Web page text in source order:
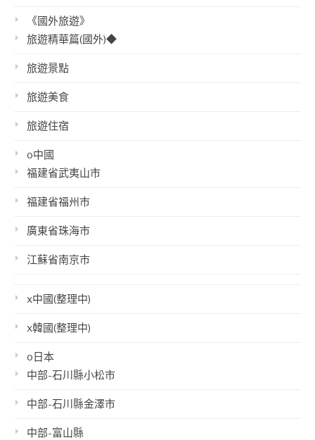
《國外旅遊》
旅遊精華篇(國外)◆
旅遊景點
旅遊美食
旅遊住宿
o中國
福建省武夷山市
福建省福州市
廣東省珠海市
江蘇省南京市
x中國(整理中)
x韓國(整理中)
o日本
中部-石川縣小松市
中部-石川縣金澤市
中部-富山縣